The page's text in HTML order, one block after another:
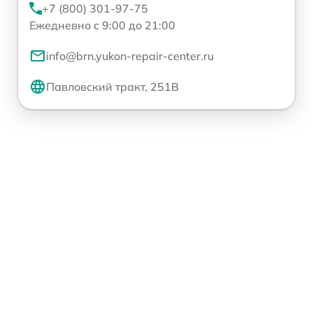
+7 (800) 301-97-75
Ежедневно с 9:00 до 21:00
info@brn.yukon-repair-center.ru
Павловский тракт, 251В